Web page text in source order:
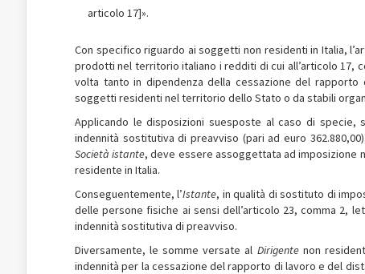
articolo 17]».
Con specifico riguardo ai soggetti non residenti in Italia,
prodotti nel territorio italiano i redditi di cui all’articolo 17,
volta tanto in dipendenza della cessazione del
soggetti residenti nel territorio dello Stato o da stabili
Applicando le disposizioni suesposte al caso di specie,
indennità sostitutiva di preavviso (pari ad euro
Società istante, deve essere assoggettata ad imposizione
residente in Italia.
Conseguentemente, l’Istante, in qualità di sostituto di
delle persone fisiche ai sensi dell’articolo 23, comma 2,
indennità sostitutiva di preavviso.
Diversamente, le somme versate al Dirigente non
indennità per la cessazione del rapporto di lavoro e del